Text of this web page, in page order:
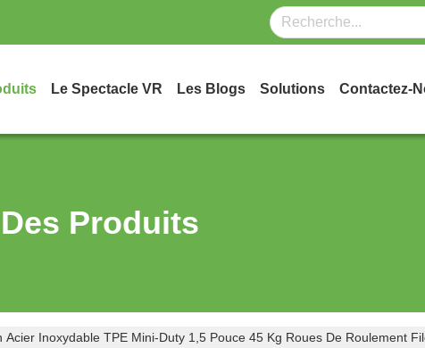
Le Spectacle VR Les Blogs Solutions Contactez-
Produits
Acier Inoxydable TPE Mini-Duty 1,5 Pouce 45 Kg Roues De Roulement